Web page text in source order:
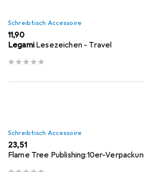
Schreibtisch Accessoire
EUR
11,90
Legami Lesezeichen - Travel
Schreibtisch Accessoire
EUR
23,51
Flame Tree Publishing:10er-